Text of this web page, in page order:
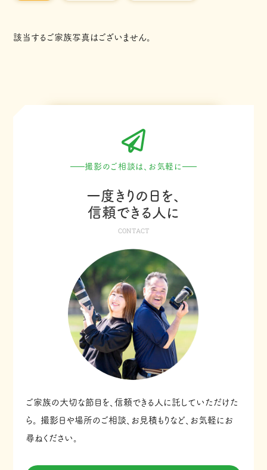
該当するご家族写真はございません。
撮影のご相談は、お気軽に
一度きりの日を、
信頼できる人に
CONTACT
ご家族の大切な節目を、信頼できる人に託していただけた
ら。
撮影日や場所のご相談、お見積もりなど、お気軽にお
尋ねください。